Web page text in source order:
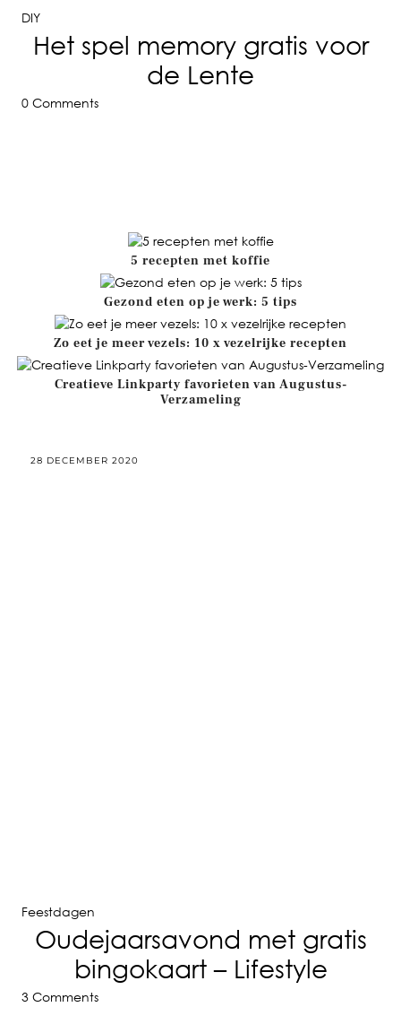
DIY
Het spel memory gratis voor
de Lente
0 Comments
5 recepten met koffie
Gezond eten op je werk: 5 tips
Zo eet je meer vezels: 10 x vezelrijke recepten
Creatieve Linkparty favorieten van Augustus-
Verzameling
28 DECEMBER 2020
Feestdagen
Oudejaarsavond met gratis
bingokaart – Lifestyle
3 Comments